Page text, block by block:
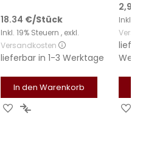
18.34 €/Stück
Inkl. 19% Steuern , exkl.
Versandkosten
lieferbar in 1-3 Werktage
In den Warenkorb
Zur Zur
2,99
Inkl.